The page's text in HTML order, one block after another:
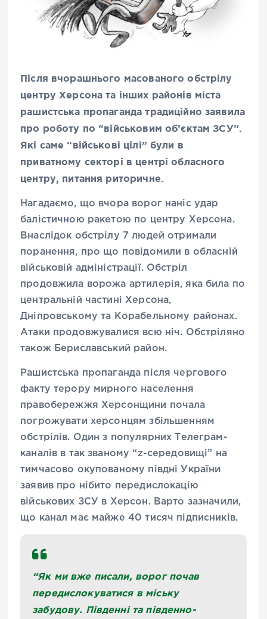
Після вчорашнього масованого обстрілу
центру Херсона та інших районів міста
рашистська пропаганда традиційно заявила
про роботу по “військовим об’єктам ЗСУ”.
Які саме “військові цілі” були в
приватному секторі в центрі обласного
центру, питання риторичне.
Нагадаємо, що вчора ворог наніс удар
балістичною ракетою по центру Херсона.
Внаслідок обстрілу 7 людей отримали
поранення, про що повідомили в обласній
військовій адміністрації. Обстріл
продовжила ворожа артилерія, яка била по
центральній частині Херсона,
Дніпровському та Корабельному районах.
Атаки продовжувалися всю ніч. Обстріляно
також Бериславський район.
Рашистська пропаганда після чергового
факту терору мирного населення
правобережжя Херсонщини почала
погрожувати херсонцям збільшенням
обстрілів. Один з популярних Телеграм-
каналів в так званому “z-середовищі” на
тимчасово окупованому півдні України
заявив про нібито передислокацію
військових ЗСУ в Херсон. Варто зазначили,
що канал має майже 40 тисяч підписників.
“Як ми вже писали, ворог почав
передислокуватися в міську
забудову. Південні та південно-